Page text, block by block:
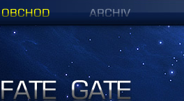
Figurky a sošky | Fate Gate